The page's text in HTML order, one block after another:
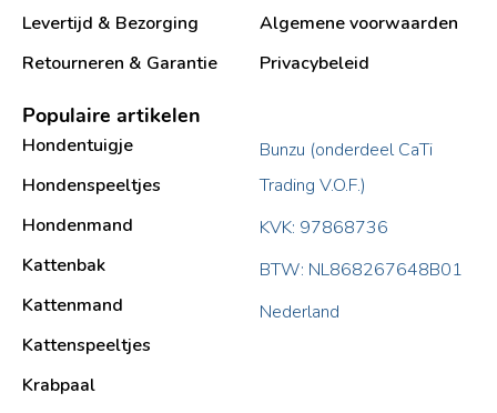
Levertijd & Bezorging
Retourneren & Garantie
Algemene voorwaarden
Privacybeleid
Populaire artikelen
Hondentuigje
Hondenspeeltjes
Hondenmand
Kattenbak
Kattenmand
Kattenspeeltjes
Krabpaal​
Bunzu (onderdeel CaTi
Trading V.O.F.)
KVK: 97868736
BTW: NL868267648B01
Nederland